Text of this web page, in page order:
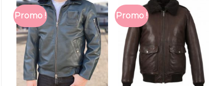
Promo ! Promo !